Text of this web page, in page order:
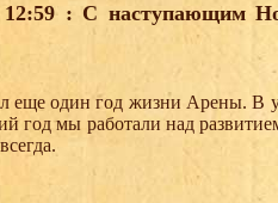
12:59 : С наступающим
еще один год жизни Арены. В
год мы работали над